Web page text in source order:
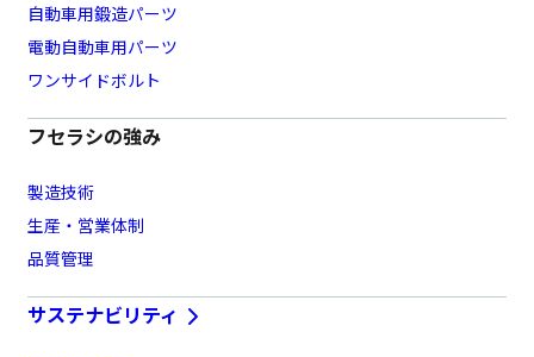
自動車用鍛造パーツ
電動自動車用パーツ
ワンサイドボルト
フセラシの強み
製造技術
生産・営業体制
品質管理
サステナビリティ